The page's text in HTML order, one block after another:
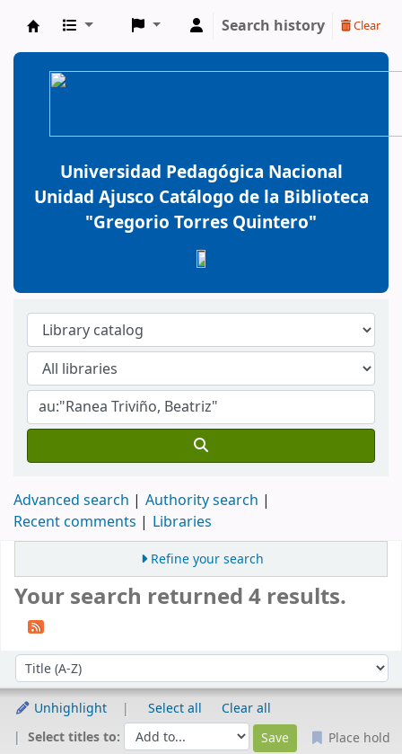
BiblioGTQ
Search history Clear
Universidad Pedagógica Nacional
Unidad Ajusco Catálogo de la Biblioteca
"Gregorio Torres Quintero"
Advanced search
Authority search
Recent comments
Libraries
Refine your search
Your search returned 4 results.
Sort by:
Unhighlight Select all
Clear all
Select titles to:
Place hold